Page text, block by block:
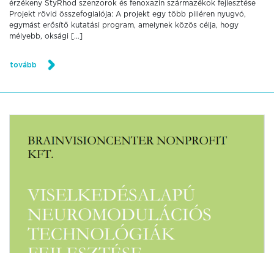
érzékeny StyRhod szenzorok és fenoxazin származékok fejlesztése
Projekt rövid összefoglalója: A projekt egy több pilléren nyugvó,
egymást erősítő kutatási program, amelynek közös célja, hogy
mélyebb, oksági […]
tovább